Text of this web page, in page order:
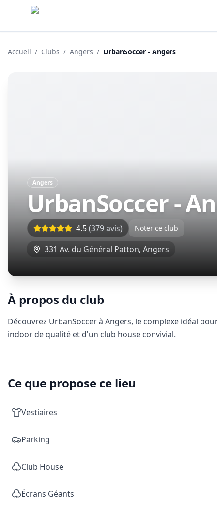
Accueil / Clubs / Angers / UrbanSoccer - Angers
Angers
UrbanSoccer -
4.5(379avis) Noter ce club
331 Av. du Général Patton, Angers
À propos du club
Découvrez UrbanSoccer à Angers, le complexe idéal
indoor de qualité et d'un club house convivial.
Ce que propose ce lieu
Vestiaires
Parking
Club House
Écrans Géants